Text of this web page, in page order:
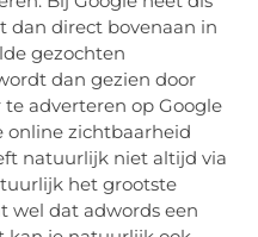
dan direct bovenaan in
gezochten
dan gezien door
adverteren op Google
online zichtbaarheid
natuurlijk niet altijd via
het grootste
wel dat adwords een